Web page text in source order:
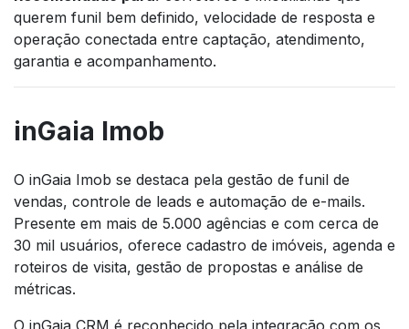
querem funil bem definido, velocidade de resposta e
operação conectada entre captação, atendimento,
garantia e acompanhamento.
inGaia Imob
O inGaia Imob se destaca pela gestão de funil de
vendas, controle de leads e automação de e-mails.
Presente em mais de 5.000 agências e com cerca de
30 mil usuários, oferece cadastro de imóveis, agenda e
roteiros de visita, gestão de propostas e análise de
métricas.
O inGaia CRM é reconhecido pela integração com os